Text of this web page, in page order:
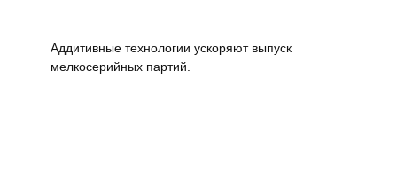
Аддитивные технологии ускоряют выпуск
мелкосерийных партий.